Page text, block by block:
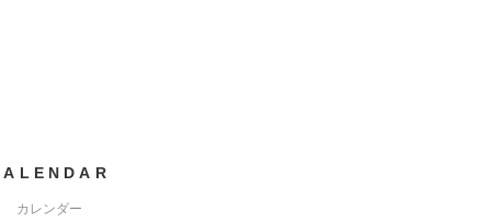
カレンダー